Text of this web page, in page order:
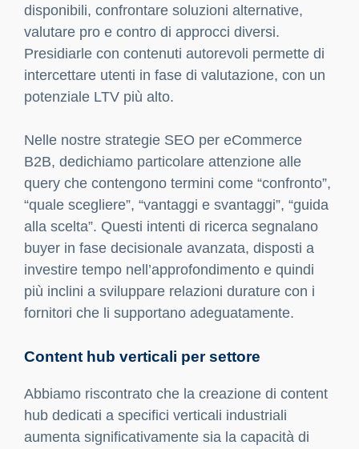
disponibili, confrontare soluzioni alternative,
valutare pro e contro di approcci diversi.
Presidiarle con contenuti autorevoli permette di
intercettare utenti in fase di valutazione, con un
potenziale LTV più alto.
Nelle nostre strategie SEO per eCommerce
B2B, dedichiamo particolare attenzione alle
query che contengono termini come “confronto”,
“quale scegliere”, “vantaggi e svantaggi”, “guida
alla scelta”. Questi intenti di ricerca segnalano
buyer in fase decisionale avanzata, disposti a
investire tempo nell’approfondimento e quindi
più inclini a sviluppare relazioni durature con i
fornitori che li supportano adeguatamente.
Content hub verticali per settore
Abbiamo riscontrato che la creazione di content
hub dedicati a specifici verticali industriali
aumenta significativamente sia la capacità di